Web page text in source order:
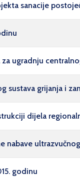
sanacije
ugradnju
grijanja i
dijela
nabave
godinu